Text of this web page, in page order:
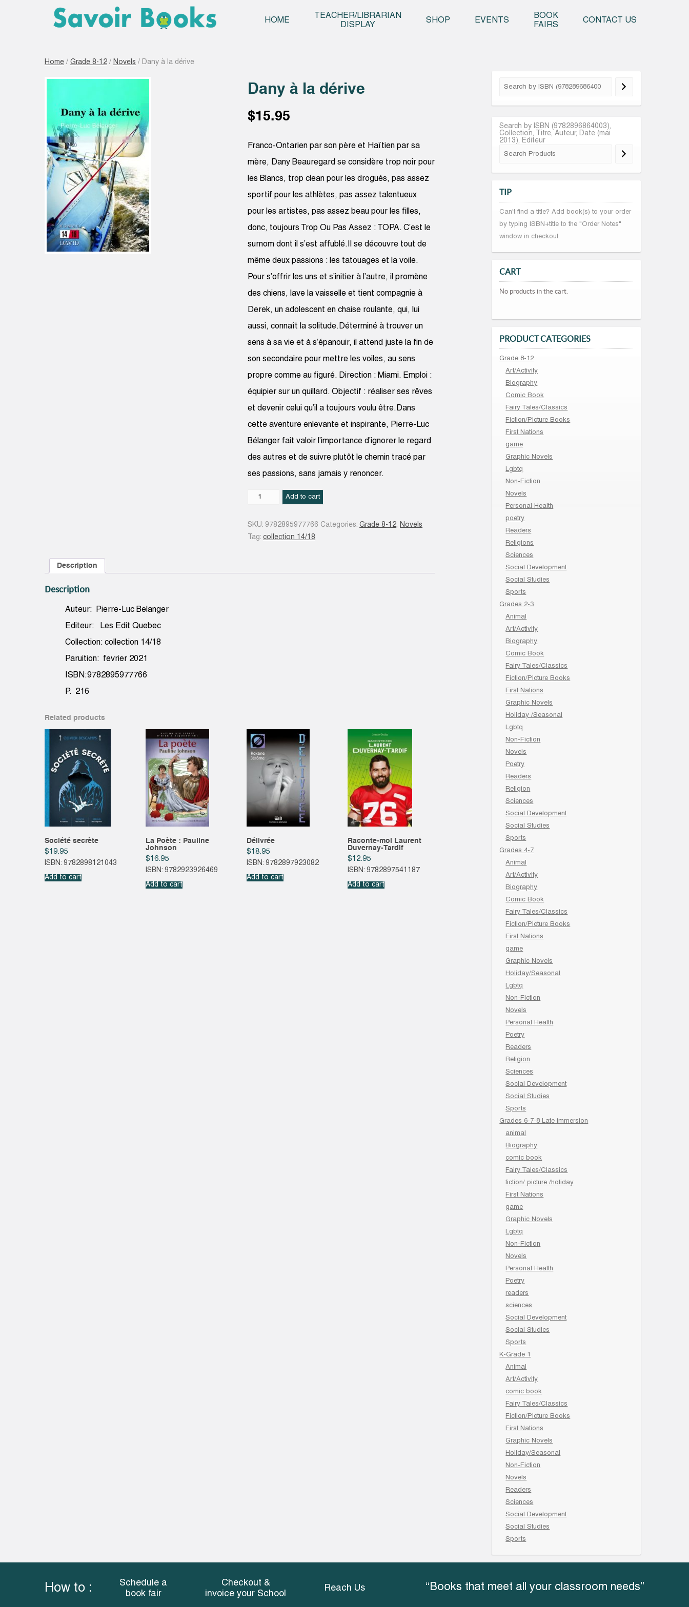
HOME
TEACHER/LIBRARIAN
DISPLAY
SHOP EVENTS
BOOK
FAIRS
CONTACT US
Home / Grade 8-12 / Novels / Dany à la dérive
Dany à la dérive
$15.95
Franco-Ontarien par son père et Haïtien par sa
mère, Dany Beauregard se considère trop noir pour
les Blancs, trop clean pour les drogués, pas assez
sportif pour les athlètes, pas assez talentueux
pour les artistes, pas assez beau pour les filles,
donc, toujours Trop Ou Pas Assez : TOPA. C’est le
surnom dont il s’est affublé.Il se découvre tout de
même deux passions : les tatouages et la voile.
Pour s’offrir les uns et s’initier à l’autre, il promène
des chiens, lave la vaisselle et tient compagnie à
Derek, un adoles­cent en chaise roulante, qui, lui
aussi, connaît la solitude.Déterminé à trouver un
sens à sa vie et à s’épanouir, il attend juste la fin de
son secondaire pour mettre les voiles, au sens
propre comme au figuré. Direction : Miami. Emploi :
équipier sur un quillard. Objectif : réaliser ses rêves
et devenir celui qu’il a toujours voulu être.Dans
cette aventure enlevante et inspirante, Pierre-Luc
Bélanger fait valoir l’importance d’ignorer le regard
des autres et de suivre plutôt le chemin tracé par
ses passions, sans jamais y renoncer.
Dany
Add to cart
SKU: 9782895977766 Categories:Grade 8-12, Novels
Tag:collection 14/18
Description
Description
Auteur: Pierre-Luc Belanger
Editeur: Les Edit Quebec
Collection: collection 14/18
Paruition: fevrier 2021
ISBN:9782895977766
P. 216
Related products
Société secrète
$19.95
ISBN: 9782898121043
Add to cart
La Poète : Pauline
Johnson
$16.95
ISBN: 9782923926469
Add to cart
Délivrée
$18.95
ISBN: 9782897923082
Add to cart
Raconte-moi Laurent
Duvernay-Tardif
$12.95
ISBN: 9782897541187
Add to cart
Search by ISBN (9782896864003),
Collection, Titre, Auteur, Date (mai
2013), Editeur
TIP
Can't find a title? Add book(s) to your order
by typing ISBN+title to the "Order Notes"
window in checkout.
CART
No products in the cart.
PRODUCT CATEGORIES
Grade 8-12
Art/Activity
Biography
Comic Book
Fairy Tales/Classics
Fiction/Picture Books
First Nations
game
Graphic Novels
Lgbtq
Non-Fiction
Novels
Personal Health
poetry
Readers
Religions
Sciences
Social Development
Social Studies
Sports
Grades 2-3
Animal
Art/Activity
Biography
Comic Book
Fairy Tales/Classics
Fiction/Picture Books
First Nations
Graphic Novels
Holiday /Seasonal
Lgbtq
Non-Fiction
Novels
Poetry
Readers
Religion
Sciences
Social Development
Social Studies
Sports
Grades 4-7
Animal
Art/Activity
Biography
Comic Book
Fairy Tales/Classics
Fiction/Picture Books
First Nations
game
Graphic Novels
Holiday/Seasonal
Lgbtq
Non-Fiction
Novels
Personal Health
Poetry
Readers
Religion
Sciences
Social Development
Social Studies
Sports
Grades 6-7-8 Late immersion
animal
Biography
comic book
Fairy Tales/Classics
fiction/ picture /holiday
First Nations
game
Graphic Novels
Lgbtq
Non-Fiction
Novels
Personal Health
Poetry
readers
sciences
Social Development
Social Studies
Sports
K-Grade 1
Animal
Art/Activity
comic book
Fairy Tales/Classics
Fiction/Picture Books
First Nations
Graphic Novels
Holiday/Seasonal
Non-Fiction
Novels
Readers
Sciences
Social Development
Social Studies
Sports
How to :
Schedule a
book fair
Checkout &
invoice your School
Reach Us “Books that meet all your classroom needs”